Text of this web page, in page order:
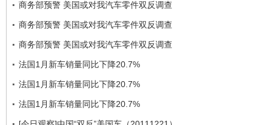
商务部预警 美国或对我汽车零件双反调查
商务部预警 美国或对我汽车零件双反调查
商务部预警 美国或对我汽车零件双反调查
法国1月新车销量同比下降20.7%
法国1月新车销量同比下降20.7%
法国1月新车销量同比下降20.7%